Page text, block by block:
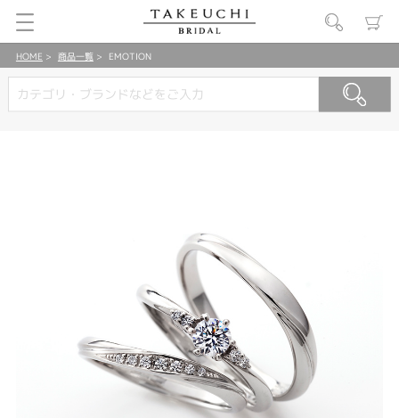
HOME 商品一覧 EMOTION